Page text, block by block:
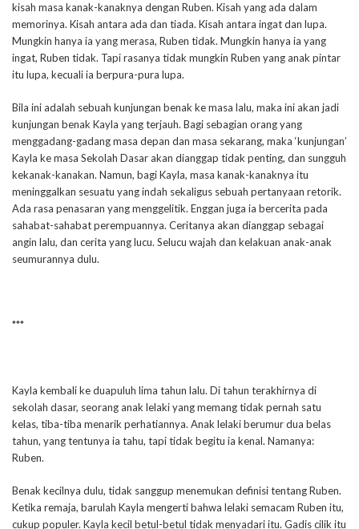
kisah masa kanak-kanaknya dengan Ruben. Kisah yang ada dalam
memorinya. Kisah antara ada dan tiada. Kisah antara ingat dan lupa.
Mungkin hanya ia yang merasa, Ruben tidak. Mungkin hanya ia yang
ingat, Ruben tidak. Tapi rasanya tidak mungkin Ruben yang anak pintar
itu lupa, kecuali ia berpura-pura lupa.
Bila ini adalah sebuah kunjungan benak ke masa lalu, maka ini akan jadi
kunjungan benak Kayla yang terjauh. Bagi sebagian orang yang
menggadang-gadang masa depan dan masa sekarang, maka ‘kunjungan’
Kayla ke masa Sekolah Dasar akan dianggap tidak penting, dan sungguh
kekanak-kanakan. Namun, bagi Kayla, masa kanak-kanaknya itu
meninggalkan sesuatu yang indah sekaligus sebuah pertanyaan retorik.
Ada rasa penasaran yang menggelitik. Enggan juga ia bercerita pada
sahabat-sahabat perempuannya. Ceritanya akan dianggap sebagai
angin lalu, dan cerita yang lucu. Selucu wajah dan kelakuan anak-anak
seumurannya dulu.
***
Kayla kembali ke duapuluh lima tahun lalu. Di tahun terakhirnya di
sekolah dasar, seorang anak lelaki yang memang tidak pernah satu
kelas, tiba-tiba menarik perhatiannya. Anak lelaki berumur dua belas
tahun, yang tentunya ia tahu, tapi tidak begitu ia kenal. Namanya:
Ruben.
Benak kecilnya dulu, tidak sanggup menemukan definisi tentang Ruben.
Ketika remaja, barulah Kayla mengerti bahwa lelaki semacam Ruben itu,
cukup populer. Kayla kecil betul-betul tidak menyadari itu. Gadis cilik itu